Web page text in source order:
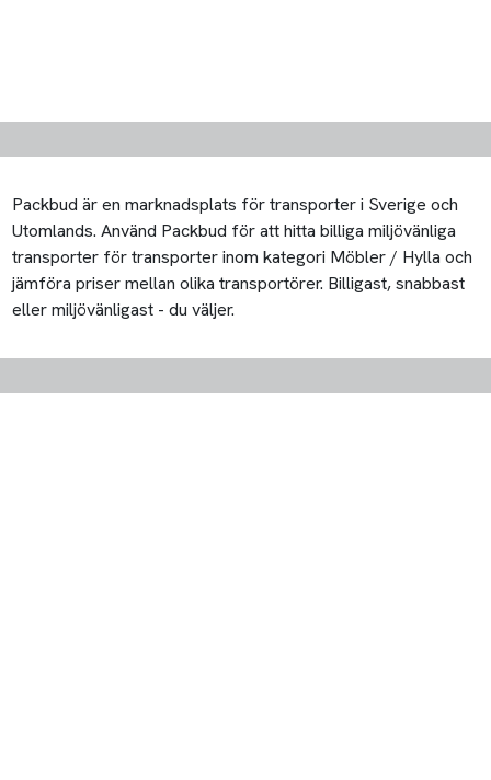
Packbud är en marknadsplats för transporter i Sverige och
Utomlands. Använd Packbud för att hitta billiga miljövänliga
transporter för transporter inom kategori Möbler / Hylla och
jämföra priser mellan olika transportörer. Billigast, snabbast
eller miljövänligast - du väljer.